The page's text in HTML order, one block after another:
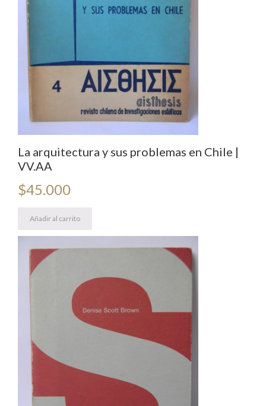
La arquitectura y sus problemas en Chile |
VV.AA
$45.000
Añadir al carrito